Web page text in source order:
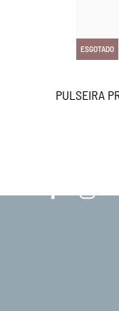
ESGOTADO
PULSEIRA
MANTENHA-SE